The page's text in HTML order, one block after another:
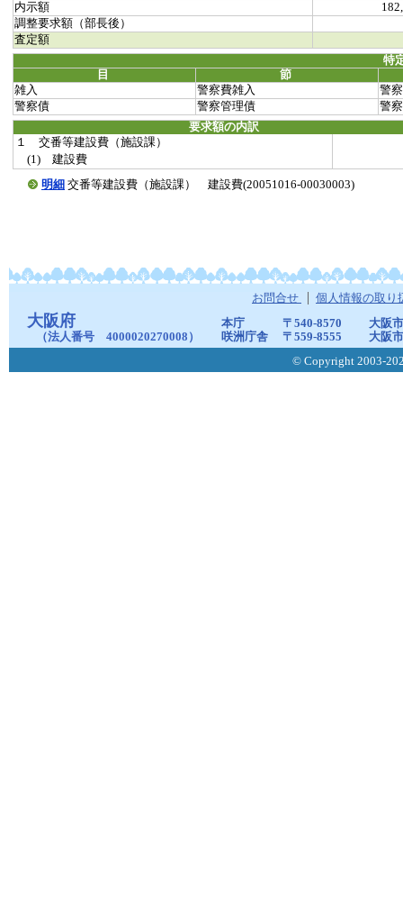
内示額
調整要求額（部長後）
査定額
特
目
節
雑入
警察費雑入
警
警察債
警察管理債
警
要求額の内訳
１ 交番等建設費（施設課）
(1) 建設費
明細 交番等建設費（施設課） 建設費(20051016-00030003)
お問合せ 個人情報の取り
大阪府
（法人番号 4000020270008）
本庁 〒540-8570
大阪
咲洲庁舎
〒559-8555
大阪
© Copyright 2003-